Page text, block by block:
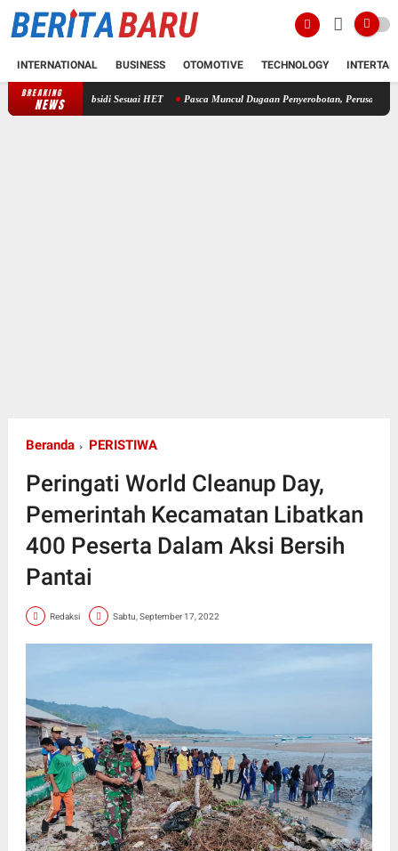
INTERNATIONAL BUSINESS OTOMOTIVE TECHNOLOGY
BREAKING
NEWS
Subsidi Sesuai HET Pasca Muncul Dugaan Penyerobotan, Perusakan dan
Beranda PERISTIWA
Peringati World Cleanup Day,
Pemerintah Kecamatan Libatkan
400 Peserta Dalam Aksi Bersih
Pantai
Redaksi Sabtu, September 17, 2022